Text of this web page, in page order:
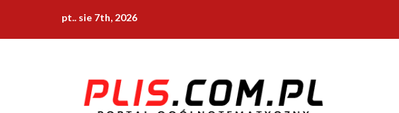
content
pt.. sie 7th, 2026